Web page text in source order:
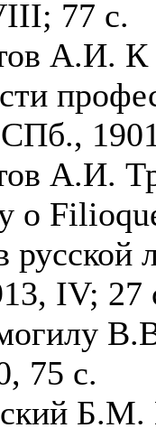
77 с.
А.И. К
А.И.
о
русской
IV; 27
75 с.
Б.М.